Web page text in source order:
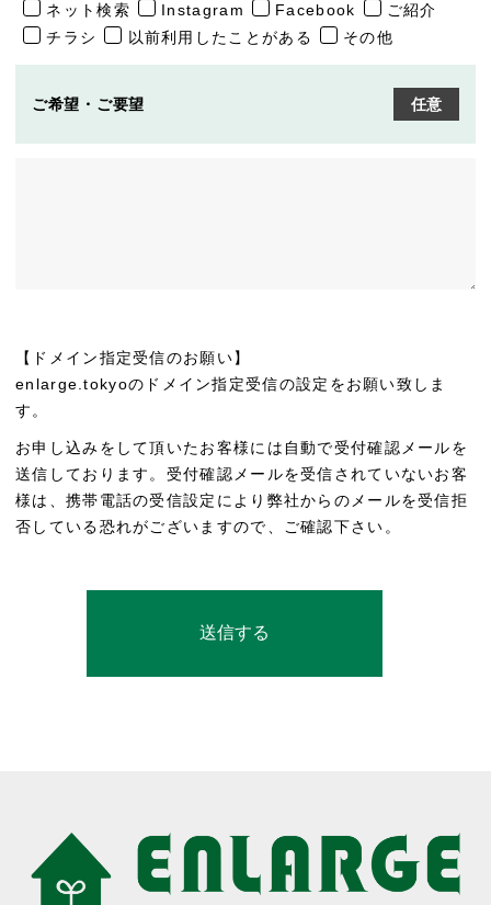
ネット検索 Instagram Facebook
ご紹介
チラシ
以前利用したことがある その他
ご希望・ご要望 任意
【ドメイン指定受信のお願い】
enlarge.tokyoのドメイン指定受信の設定をお願い致しま
す。
お申し込みをして頂いたお客様には自動で受付確認メールを
送信しております。受付確認メールを受信されていないお客
様は、携帯電話の受信設定により弊社からのメールを受信拒
否している恐れがございますので、ご確認下さい。